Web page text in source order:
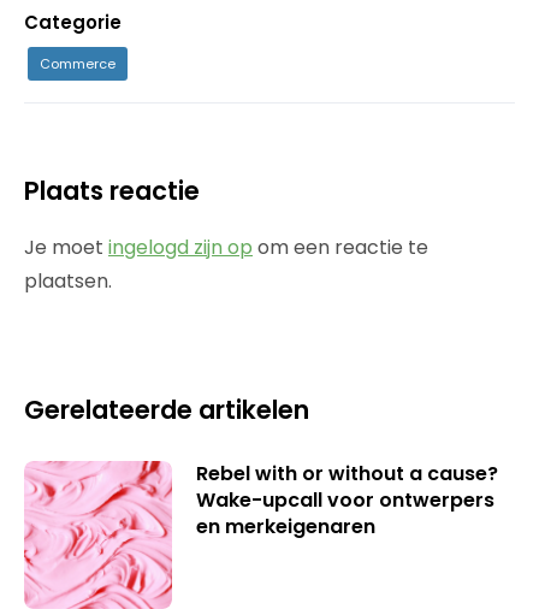
Categorie
Commerce
Plaats reactie
Je moet ingelogd zijn op om een reactie te
plaatsen.
Gerelateerde artikelen
Rebel with or without a cause?
Wake-upcall voor ontwerpers
en merkeigenaren